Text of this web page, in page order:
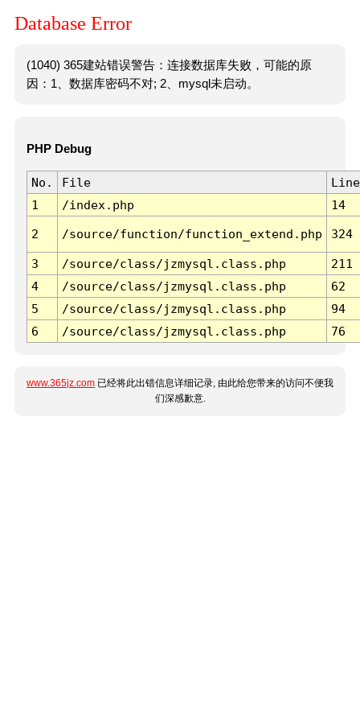
Database Error
(1040) 365建站错误警告：连接数据库失败，可能的原
因：1、数据库密码不对; 2、mysql未启动。
PHP Debug
No. File
Line
1
/index.php 14
2 /source/function/function_extend.php 324
3 /source/class/jzmysql.class.php
211
4
/source/class/jzmysql.class.php
62
5
/source/class/jzmysql.class.php
94
6
/source/class/jzmysql.class.php 76
www.365jz.com 已经将此出错信息详细记录, 由此给您带来的访问不便我
们深感歉意.